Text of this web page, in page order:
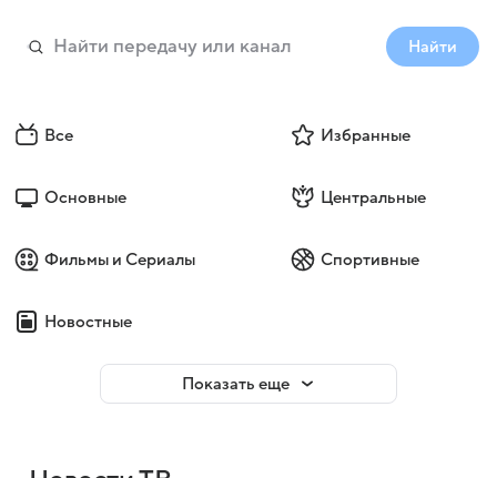
Найти
Все Избранные
Основные Центральные
Фильмы и Сериалы Спортивные
Новостные
Показать еще